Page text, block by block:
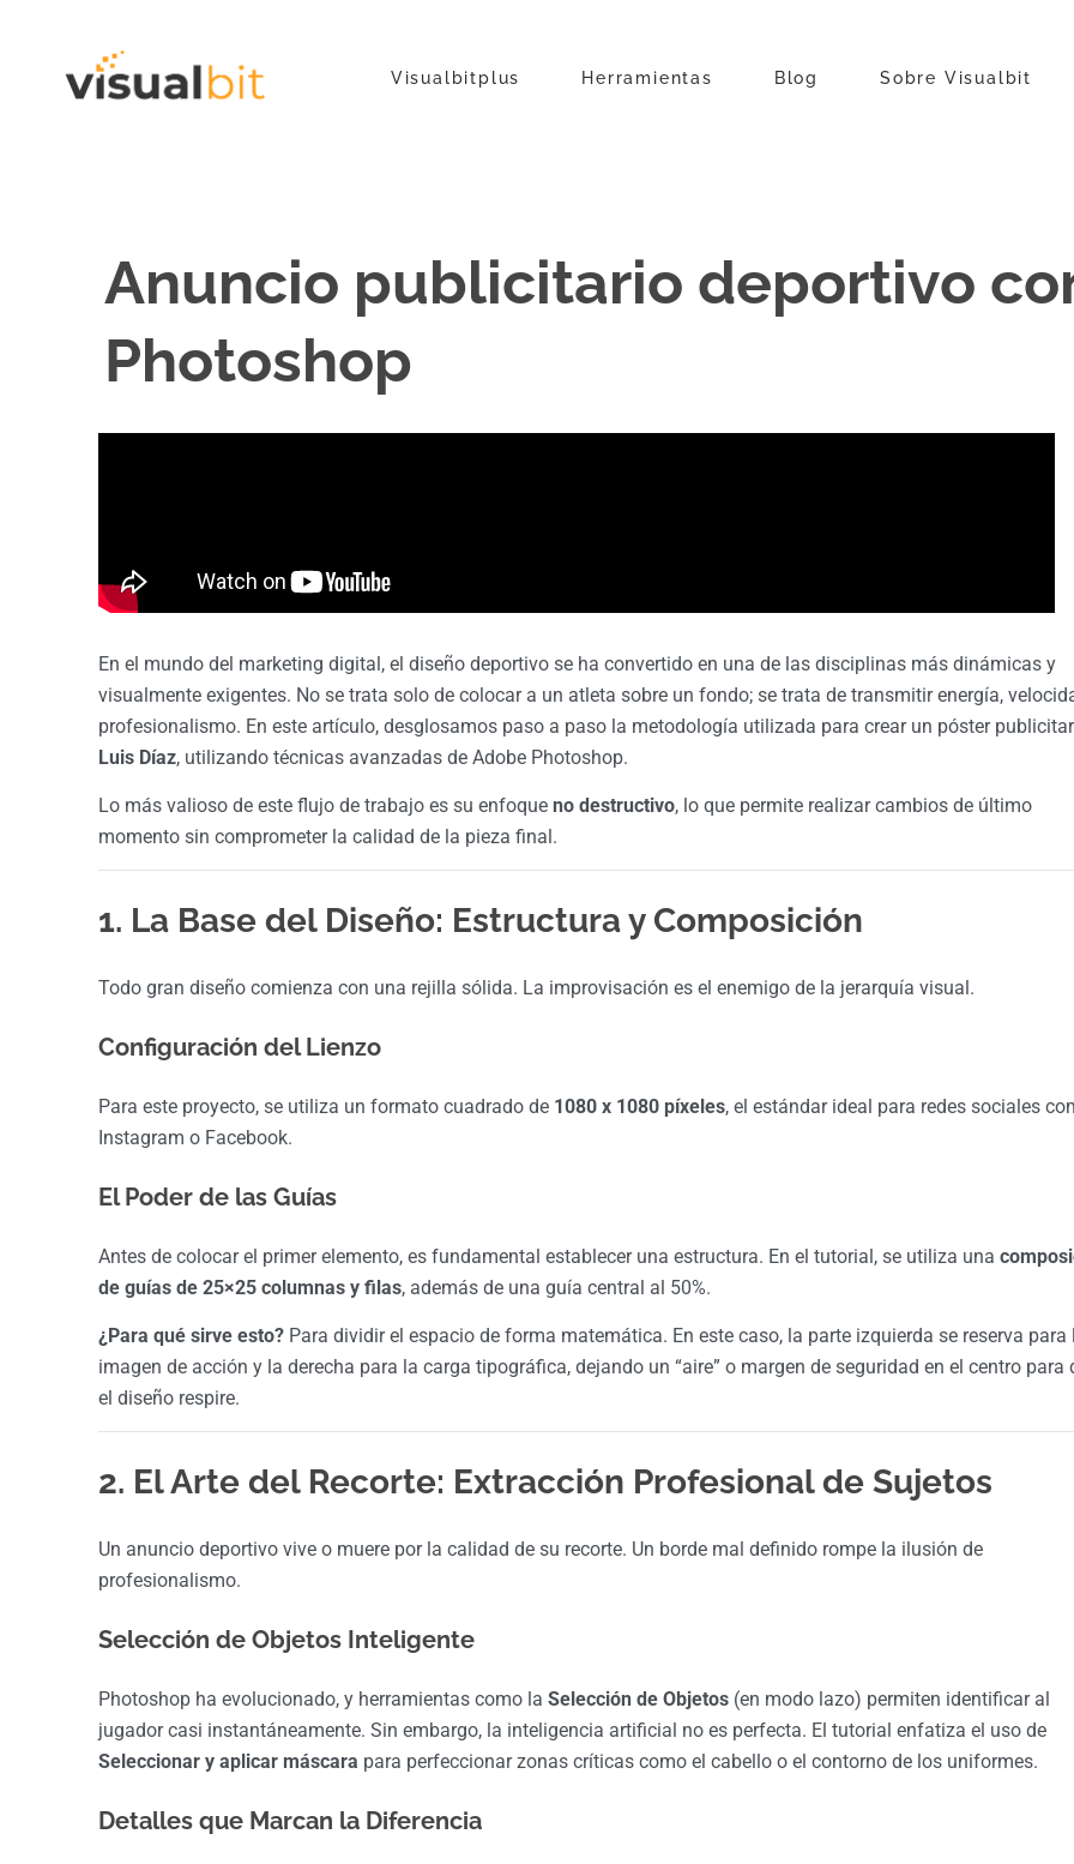
Visualbitplus Herramientas Blog Sobre Visualbit
Anuncio publicitario deportivo
Photoshop
En el mundo del marketing digital, el diseño deportivo se ha convertido en una de las disciplinas más dinámicas y
visualmente exigentes. No se trata solo de colocar a un atleta sobre un fondo; se trata de transmitir energía,
profesionalismo. En este artículo, desglosamos paso a paso la metodología utilizada para crear un póster
Luis Díaz, utilizando técnicas avanzadas de Adobe Photoshop.
Lo más valioso de este flujo de trabajo es su enfoque no destructivo, lo que permite realizar cambios de último
momento sin comprometer la calidad de la pieza final.
1. La Base del Diseño: Estructura y Composición
Todo gran diseño comienza con una rejilla sólida. La improvisación es el enemigo de la jerarquía visual.
Configuración del Lienzo
Para este proyecto, se utiliza un formato cuadrado de 1080 x 1080 píxeles, el estándar ideal para redes sociales
Instagram o Facebook.
El Poder de las Guías
Antes de colocar el primer elemento, es fundamental establecer una estructura. En el tutorial, se utiliza una
de guías de 25×25 columnas y filas, además de una guía central al 50%.
¿Para qué sirve esto? Para dividir el espacio de forma matemática. En este caso, la parte izquierda se reserva para
imagen de acción y la derecha para la carga tipográfica, dejando un “aire” o margen de seguridad en el centro para
el diseño respire.
2. El Arte del Recorte: Extracción Profesional de Sujetos
Un anuncio deportivo vive o muere por la calidad de su recorte. Un borde mal definido rompe la ilusión de
profesionalismo.
Selección de Objetos Inteligente
Photoshop ha evolucionado, y herramientas como la Selección de Objetos (en modo lazo) permiten identificar al
jugador casi instantáneamente. Sin embargo, la inteligencia artificial no es perfecta. El tutorial enfatiza el uso de
Seleccionar y aplicar máscara para perfeccionar zonas críticas como el cabello o el contorno de los uniformes.
Detalles que Marcan la Diferencia